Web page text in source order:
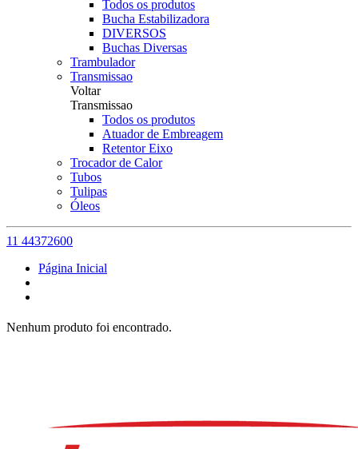
Todos os produtos
Bucha Estabilizadora
DIVERSOS
Buchas Diversas
Trambulador
Transmissao
Voltar
Transmissao
Todos os produtos
Atuador de Embreagem
Retentor Eixo
Trocador de Calor
Tubos
Tulipas
Óleos
11 44372600
Página Inicial
Nenhum produto foi encontrado.